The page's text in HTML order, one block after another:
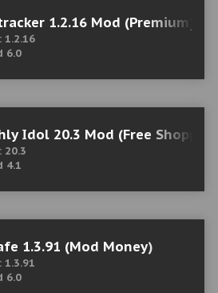
1.2.16 Mod (Premium)
1.2.16
6.0
Idol 20.3 Mod (Free
20.3
4.1
1.3.91 (Mod Money)
1.3.91
6.0